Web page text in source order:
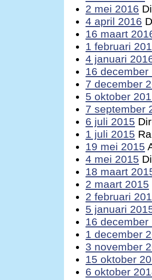
2 mei 2016
4 april 2016
16 maart
1 februari
4 januari
16 december
7 december
5 oktober
7 september
6 juli 2015
1 juli 2015
19 mei 2015
4 mei 2015
18 maart
2 maart 2015
2 februari
5 januari
16 december
1 december
3 november
15 oktober
6 oktober